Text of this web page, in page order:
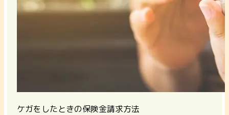
ケガをしたときの保険金請求方法